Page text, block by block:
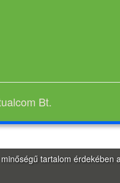
Bt.
tartalom érdekében